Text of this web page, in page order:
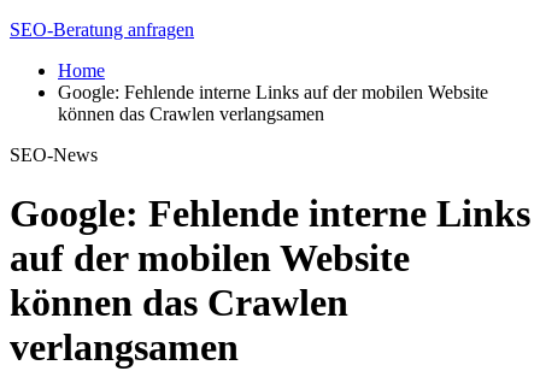
SEO-Beratung anfragen
Home
Google: Fehlende interne Links auf der mobilen Website
können das Crawlen verlangsamen
SEO-News
Google: Fehlende interne Links
auf der mobilen Website
können das Crawlen
verlangsamen